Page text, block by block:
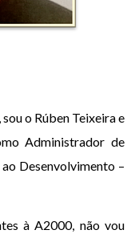
o Rúben Teixeira e
Administrador de
Desenvolvimento –
à A2000, não vou